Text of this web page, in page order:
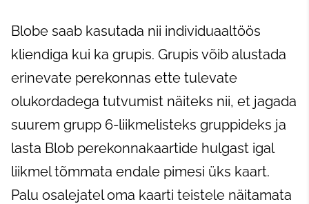
Blobe saab kasutada nii individuaaltöös
kliendiga kui ka grupis. Grupis võib alustada
erinevate perekonnas ette tulevate
olukordadega tutvumist näiteks nii, et jagada
suurem grupp 6-liikmelisteks gruppideks ja
lasta Blob perekonnakaartide hulgast igal
liikmel tõmmata endale pimesi üks kaart.
Palu osalejatel oma kaarti teistele näitamata